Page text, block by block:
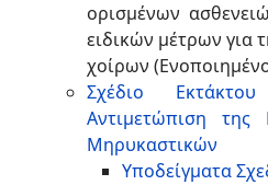
ορισμένων
ειδικών μέτρων
χοίρων
Σχέδιο
Αντιμετώπιση
Μηρυκαστικών
Υποδείγματα